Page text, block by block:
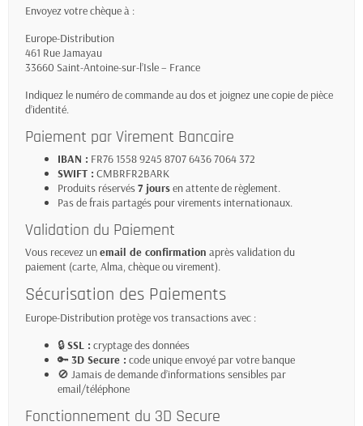
Envoyez votre chèque à :
Europe-Distribution
461 Rue Jamayau
33660 Saint-Antoine-sur-l’Isle – France
Indiquez le numéro de commande au dos et joignez une copie de pièce
d’identité.
Paiement par Virement Bancaire
IBAN : FR76 1558 9245 8707 6436 7064 372
SWIFT : CMBRFR2BARK
Produits réservés7 joursen attente de règlement.
Pas de frais partagés pour virements internationaux.
Validation du Paiement
Vous recevez unemail de confirmation après validation du
paiement (carte, Alma, chèque ou virement).
Sécurisation des Paiements
Europe-Distribution protège vos transactions avec :
🔒SSL : cryptage des données
🔑 3D Secure : code unique envoyé par votre banque
🚫 Jamais de demande d’informations sensibles par
email/téléphone
Fonctionnement du 3D Secure